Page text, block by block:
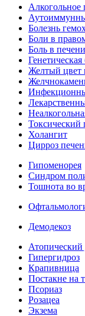
Алкогольное
Болезнь
Боли в
Боль в печени
Желтый цвет
Токсический
Холангит
Цирроз
Гипоменорея
Синдром
Тошнота во
Демодекоз
Атопический
Гипергидроз
Крапивница
Постакне на
Псориаз
Розацеа
Экзема